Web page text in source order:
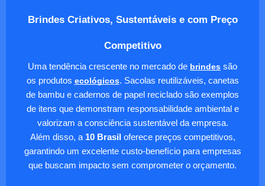
Brindes Criativos, Sustentáveis e com Preço
Competitivo
Uma tendência crescente no mercado de brindes são
os produtos ecológicos. Sacolas reutilizáveis, canetas
de bambu e cadernos de papel reciclado são exemplos
de itens que demonstram responsabilidade ambiental e
valorizam a consciência sustentável da empresa.
Além disso, a 10 Brasil oferece preços competitivos,
garantindo um excelente custo-benefício para empresas
que buscam impacto sem comprometer o orçamento.